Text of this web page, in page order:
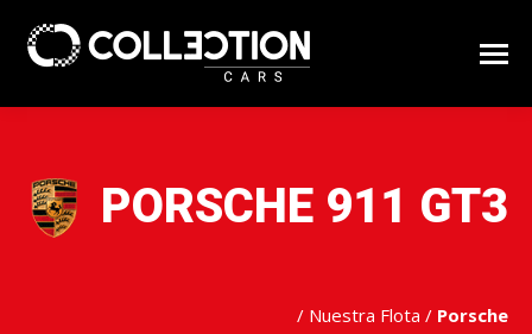
PORSCHE 911 GT3
/ Nuestra Flota / Porsche